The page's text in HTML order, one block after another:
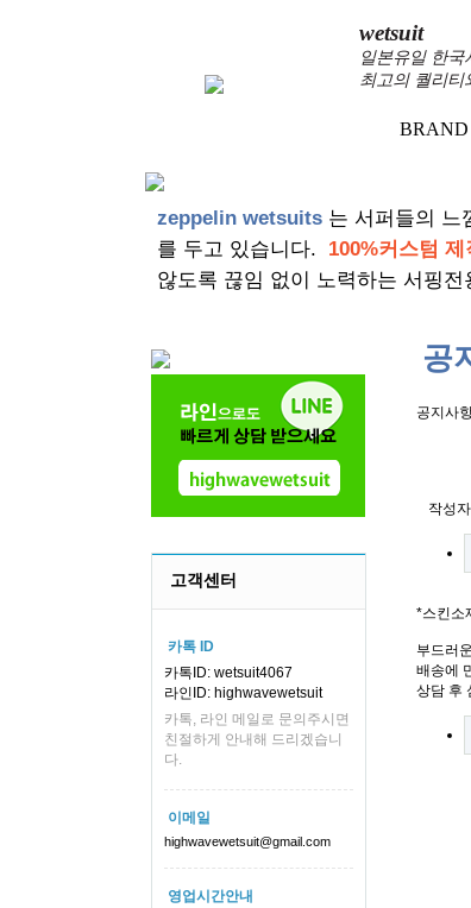
wetsuit
일본유일 한
최고의 퀄리티
BRAND
zeppelin wetsuits 는 서퍼들의 느
를 두고 있습니다. 100%커스텀 제
않도록 끊임 없이 노력하는 서핑
고객센터
카톡 ID
카톡ID: wetsuit4067
라인ID: highwavewetsuit
카톡, 라인 메일로 문의주시면
친절하게 안내해 드리겠습니
다.
이메일
highwavewetsuit@gmail.com
영업시간안내
공
공지사
작성자
*스킨소
부드러
배송에
상담 후